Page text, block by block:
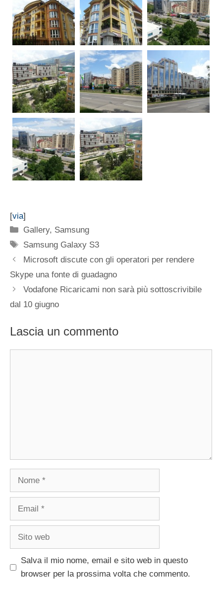
[via]
Categorie
Gallery, Samsung
Tag
Samsung Galaxy S3
Microsoft discute con gli operatori per rendere
Skype una fonte di guadagno
Vodafone Ricaricami non sarà più sottoscrivibile
dal 10 giugno
Lascia un commento
Nome
Email
Sito
Salva il mio nome, email e sito web in questo
browser per la prossima volta che commento.